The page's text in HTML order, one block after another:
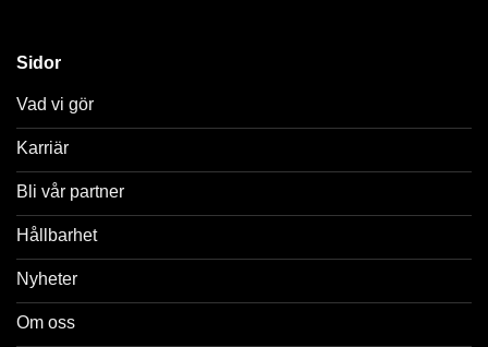
Sidor
Vad vi gör
Karriär
Bli vår partner
Hållbarhet
Nyheter
Om oss